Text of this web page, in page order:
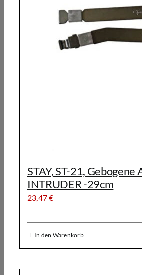
STAY, ST-21, Gebogene
INTRUDER -29cm
23,47€
In den Warenkorb